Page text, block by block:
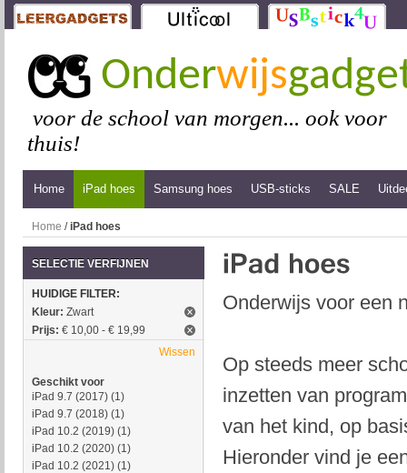
Onderwijs
voor de school van morgen... ook voor
thuis!
Home iPad hoes Samsung hoes USB-sticks SALE
Home /iPad hoes
Onderwijs voor een
Op steeds meer
inzetten van
van het kind, op
Hieronder vind je
SELECTIE VERFIJNEN
HUIDIGE FILTER:
Kleur: Zwart
Prijs: € 10,00 - € 19,99
Wissen
Geschikt voor
iPad 9.7 (2017) (1)
iPad 9.7 (2018) (1)
iPad 10.2 (2019) (1)
iPad 10.2 (2020) (1)
iPad 10.2 (2021) (1)